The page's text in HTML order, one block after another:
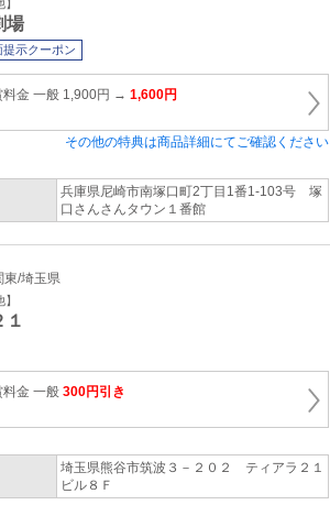
場
提示クーポン
料金 一般 1,900円 → 1,600円
その他の特典は商品詳細にてご確認ください
兵庫県尼崎市南塚口町2丁目1番1‐103号 塚
口さんさんタウン１番館
東/埼玉県
１
金 一般 300円引き
埼玉県熊谷市筑波３－２０２ ティアラ２１
ビル８Ｆ